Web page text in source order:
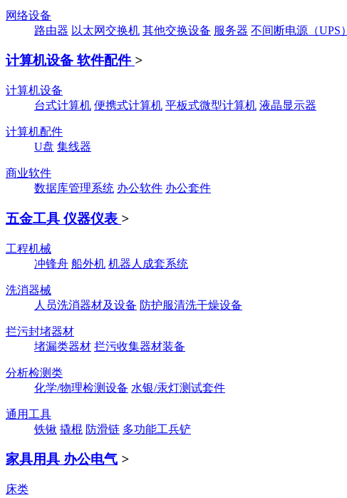
网络设备
路由器 以太网交换机 其他交换设备 服务器 不间断电源（UPS）
计算机设备 软件配件 >
计算机设备
台式计算机 便携式计算机 平板式微型计算机 液晶显示器
计算机配件
U盘 集线器
商业软件
数据库管理系统 办公软件 办公套件
五金工具 仪器仪表 >
工程机械
冲锋舟 船外机 机器人成套系统
洗消器械
人员洗消器材及设备 防护服清洗干燥设备
拦污封堵器材
堵漏类器材 拦污收集器材装备
分析检测类
化学/物理检测设备 水银/汞灯测试套件
通用工具
铁锹 撬棍 防滑链 多功能工兵铲
家具用具 办公电气 >
床类